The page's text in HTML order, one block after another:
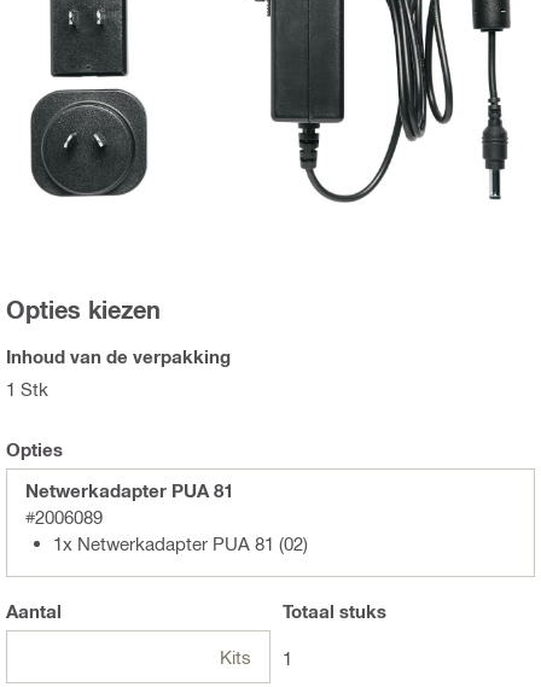
Opties kiezen
Inhoud van de verpakking
1 Stk
Opties
Netwerkadapter PUA 81
#2006089
1x Netwerkadapter PUA 81 (02)
Aantal
Kits
Totaal stuks
1